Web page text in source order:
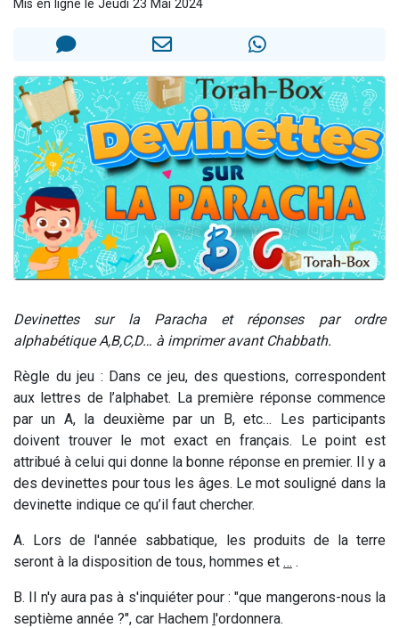
12 nouvelles musiques dans Torah-Box Music
2 personnes viennent de nous rejoindre sur WhatsApp
2 personnes viennent de nous rejoindre sur WhatsApp
Mis en ligne le Jeudi 23 Mai 2024
Devinettes sur la Paracha et réponses par ordre
alphabétique A,B,C,D… à imprimer avant Chabbath.
Règle du jeu : Dans ce jeu, des questions, correspondent
aux lettres de l’alphabet. La première réponse commence
par un A, la deuxième par un B, etc… Les participants
doivent trouver le mot exact en français. Le point est
attribué à celui qui donne la bonne réponse en premier. Il y a
des devinettes pour tous les âges. Le mot souligné dans la
devinette indique ce qu’il faut chercher.
A. Lors de l'année sabbatique, les produits de la terre
seront à la disposition de tous, hommes et … .
B. Il n'y aura pas à s'inquiéter pour : "que mangerons-nous la
septième année ?", car Hachem l'ordonnera.